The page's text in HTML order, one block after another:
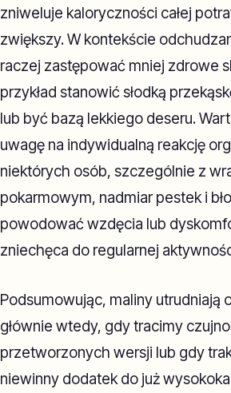
zniweluje kaloryczności całej
zwiększy. W kontekście
raczej zastępować mniej zdrowe
przykład stanowić słodką
lub być bazą lekkiego deseru.
uwagę na indywidualną reakcję
niektórych osób, szczególnie z
pokarmowym, nadmiar pestek i
powodować wzdęcia lub
zniechęca do regularnej
Podsumowując, maliny utrudniają
głównie wtedy, gdy tracimy
przetworzonych wersji lub gdy
niewinny dodatek do już